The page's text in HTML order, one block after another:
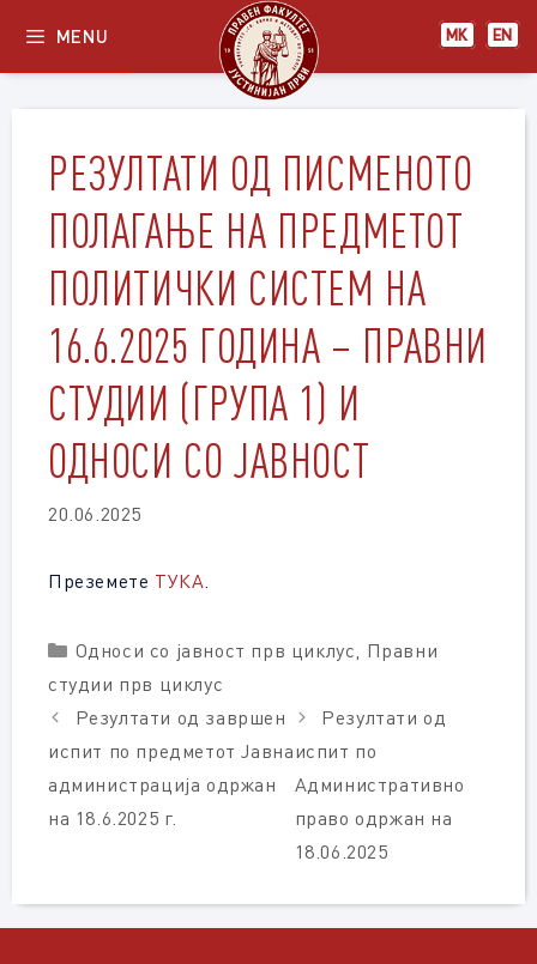
content
МК EN
MENU
РЕЗУЛТАТИ ОД ПИСМЕНОТО
ПОЛАГАЊЕ НА ПРЕДМЕТОТ
ПОЛИТИЧКИ СИСТЕМ НА
16.6.2025 ГОДИНА – ПРАВНИ
СТУДИИ (ГРУПА 1) И
ОДНОСИ СО ЈАВНОСТ
20.06.2025
Преземете ТУКА.
Categories
Односи со јавност прв циклус, Правни
студии прв циклус
Резултати од завршен
испит по предметот Јавна
администрација одржан
на 18.6.2025 г.
Резултати од
испит по
Административно
право одржан на
18.06.2025